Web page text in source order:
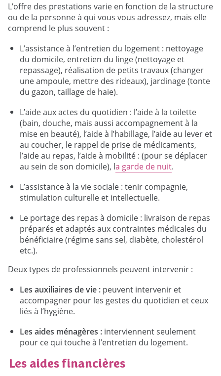
L’offre des prestations varie en fonction de la structure
ou de la personne à qui vous vous adressez, mais elle
comprend le plus souvent :
L’assistance à l’entretien du logement : nettoyage
du domicile, entretien du linge (nettoyage et
repassage), réalisation de petits travaux (changer
une ampoule, mettre des rideaux), jardinage (tonte
du gazon, taillage de haie).
L’aide aux actes du quotidien : l’aide à la toilette
(bain, douche, mais aussi accompagnement à la
mise en beauté), l’aide à l’habillage, l’aide au lever et
au coucher, le rappel de prise de médicaments,
l’aide au repas, l’aide à mobilité : (pour se déplacer
au sein de son domicile), la garde de nuit.
L’assistance à la vie sociale : tenir compagnie,
stimulation culturelle et intellectuelle.
Le portage des repas à domicile : livraison de repas
préparés et adaptés aux contraintes médicales du
bénéficiaire (régime sans sel, diabète, cholestérol
etc.).
Deux types de professionnels peuvent intervenir :
Les auxiliaires de vie : peuvent intervenir et
accompagner pour les gestes du quotidien et ceux
liés à l’hygiène.
Les aides ménagères : interviennent seulement
pour ce qui touche à l’entretien du logement.
Les aides financières